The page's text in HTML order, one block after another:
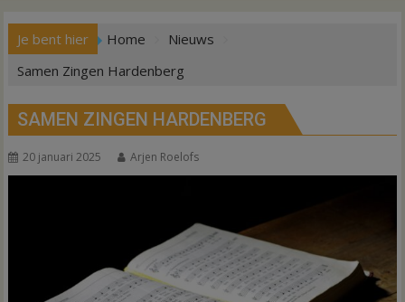
Je bent hier Home
Nieuws
Samen Zingen Hardenberg
SAMEN ZINGEN HARDENBERG
20 januari 2025 Arjen Roelofs